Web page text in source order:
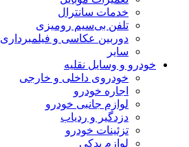
خدمات سانترال
تلفن بی‌سیم رومیزی
دوربین عکاسی و فیلمبرداری
سایر
خودرو و وسایل نقلیه
خودروی داخلی و خارجی
اجاره خودرو
لوازم جانبی خودرو
دزدگیر و ردیاب
تزئینات خودرو
لوازم یدکی